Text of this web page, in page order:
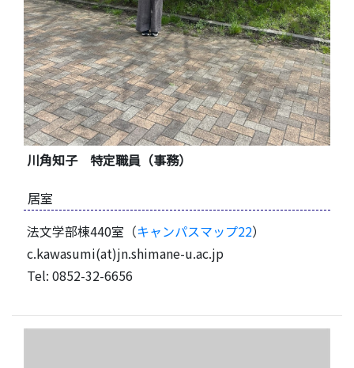
川角知子 特定職員（事務）
居室
法文学部棟440室（キャンパスマップ22）
c.kawasumi(at)jn.shimane-u.ac.jp
Tel: 0852-32-6656